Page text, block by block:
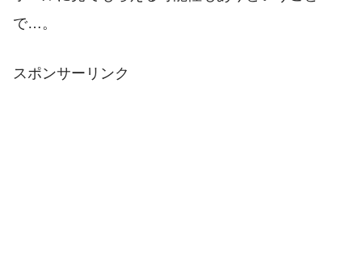
で…。
スポンサーリンク